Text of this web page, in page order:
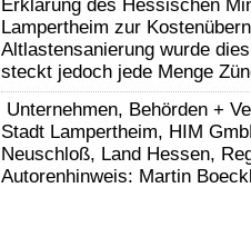
Erklärung des Hessischen
Lampertheim zur
Altlastensanierung wurde
steckt jedoch jede Menge
Unternehmen, Behörden +
Stadt Lampertheim, HIM
Neuschloß, Land Hessen,
Autorenhinweis: Martin